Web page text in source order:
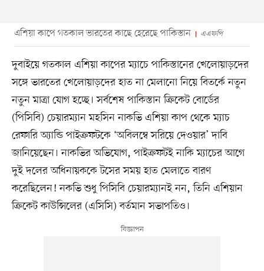
এশিয়া কাপে গতকাল ভারতের কাছে হেরেছে পাকিস্তান এএফপি
দুবাইয়ে গতকাল এশিয়া কাপের ম্যাচে পাকিস্তানের খেলোয়াড়দের
সঙ্গে ভারতের খেলোয়াড়দের হাত না মেলানো নিয়ে বিতর্কে নতুন
নতুন মাত্রা যোগ হচ্ছে। সর্বশেষ পাকিস্তান ক্রিকেট বোর্ডের
(পিসিবি) চেয়ারম্যান মহসিন নাকভি এশিয়া কাপ থেকে ম্যাচ
রেফারি অ্যান্ডি পাইক্রফটকে ‘অবিলম্বে সরিয়ে দেওয়ার’ দাবি
জানিয়েছেন। নাকভির অভিযোগ, পাইক্রফটই নাকি ম্যাচের আগে
দুই দলের অধিনায়ককে টসের সময় হাত মেলাতে বারণ
করেছিলেন! নকভি শুধু পিসিবি চেয়ারম্যানই নন, তিনি এশিয়ান
ক্রিকেট কাউন্সিলের (এসিসি) বর্তমান সভাপতিও।